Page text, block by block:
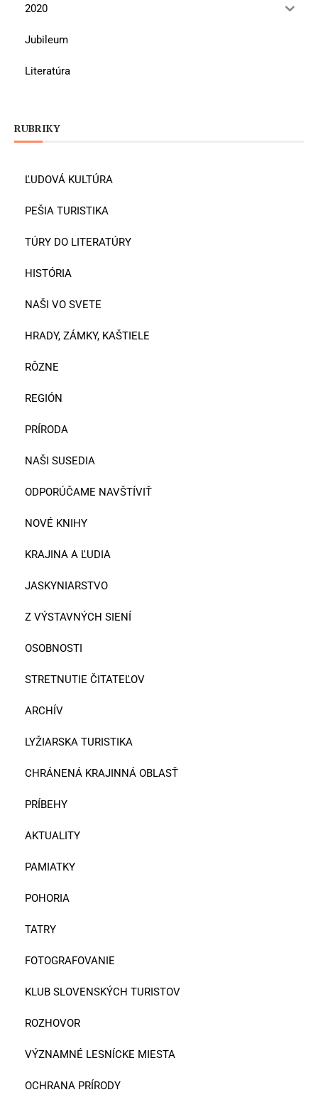
2020
Jubileum
Literatúra
RUBRIKY
ĽUDOVÁ KULTÚRA
PEŠIA TURISTIKA
TÚRY DO LITERATÚRY
HISTÓRIA
NAŠI VO SVETE
HRADY, ZÁMKY, KAŠTIELE
RÔZNE
REGIÓN
PRÍRODA
NAŠI SUSEDIA
ODPORÚČAME NAVŠTÍVIŤ
NOVÉ KNIHY
KRAJINA A ĽUDIA
JASKYNIARSTVO
Z VÝSTAVNÝCH SIENÍ
OSOBNOSTI
STRETNUTIE ČITATEĽOV
ARCHÍV
LYŽIARSKA TURISTIKA
CHRÁNENÁ KRAJINNÁ OBLASŤ
PRÍBEHY
AKTUALITY
PAMIATKY
POHORIA
TATRY
FOTOGRAFOVANIE
KLUB SLOVENSKÝCH TURISTOV
ROZHOVOR
VÝZNAMNÉ LESNÍCKE MIESTA
OCHRANA PRÍRODY